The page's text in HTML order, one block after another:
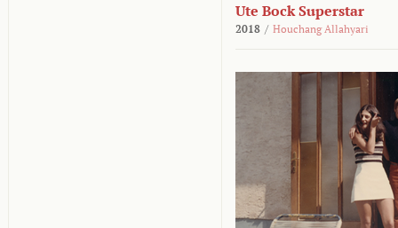
Ute Bock Superstar
2018 / Houchang Allahyari